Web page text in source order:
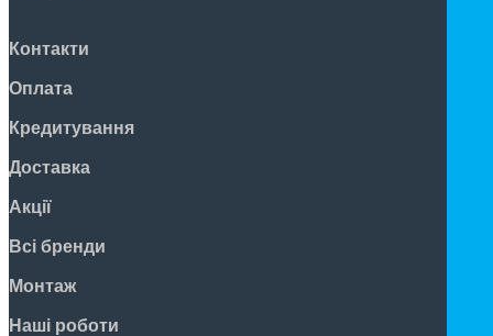
Контакти
Оплата
Кредитування
Доставка
Акції
Всі бренди
Монтаж
Наші роботи